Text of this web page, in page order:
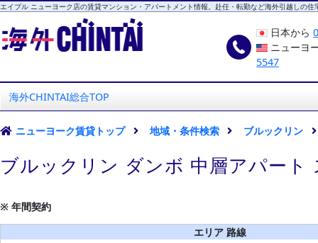
エイブル ニューヨーク店の賃貸マンション・アパートメント情報。赴任・転勤など海外引越しの住
日本から
ニューヨ
5547
海外CHINTAI総合TOP
ニューヨーク賃貸トップ 地域・条件検索 ブルックリン
ブルックリン ダンボ 中層アパート
※ 年間契約
エリア 路線